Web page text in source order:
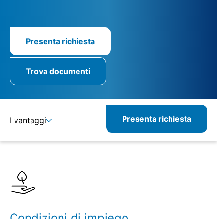
Presenta richiesta
Trova documenti
I vantaggi Presenta richiesta